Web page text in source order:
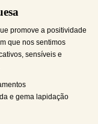
promove a positividade
que nos sentimos
sensíveis e
e gema lapidação